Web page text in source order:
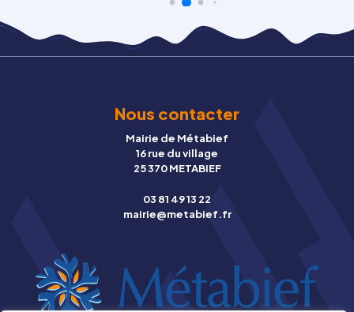
Nous contacter
Mairie de Métabief
16 rue du village
25 370 METABIEF
03 81 49 13 22
mairie@metabief.fr